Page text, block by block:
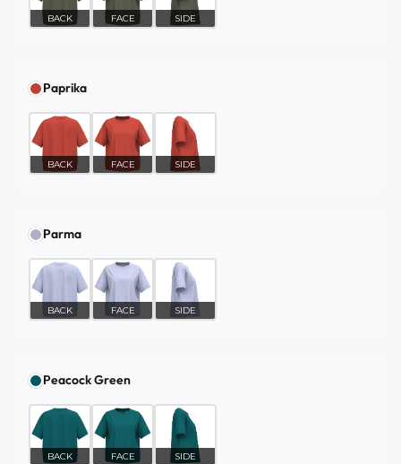
BACK FACE SIDE
Paprika
BACK FACE SIDE
Parma
BACK FACE SIDE
Peacock Green
BACK FACE SIDE